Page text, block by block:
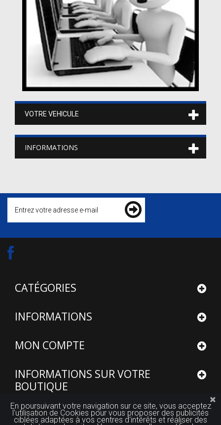
VOTRE VEHICULE
INFORMATIONS
CATÉGORIES
INFORMATIONS
MON COMPTE
INFORMATIONS SUR VOTRE
BOUTIQUE
En poursuivant votre navigation sur ce site, vous acceptez
l'utilisation de Cookies pour vous proposer des publicités
ciblées adaptées à vos centres d'intérêts et réaliser des